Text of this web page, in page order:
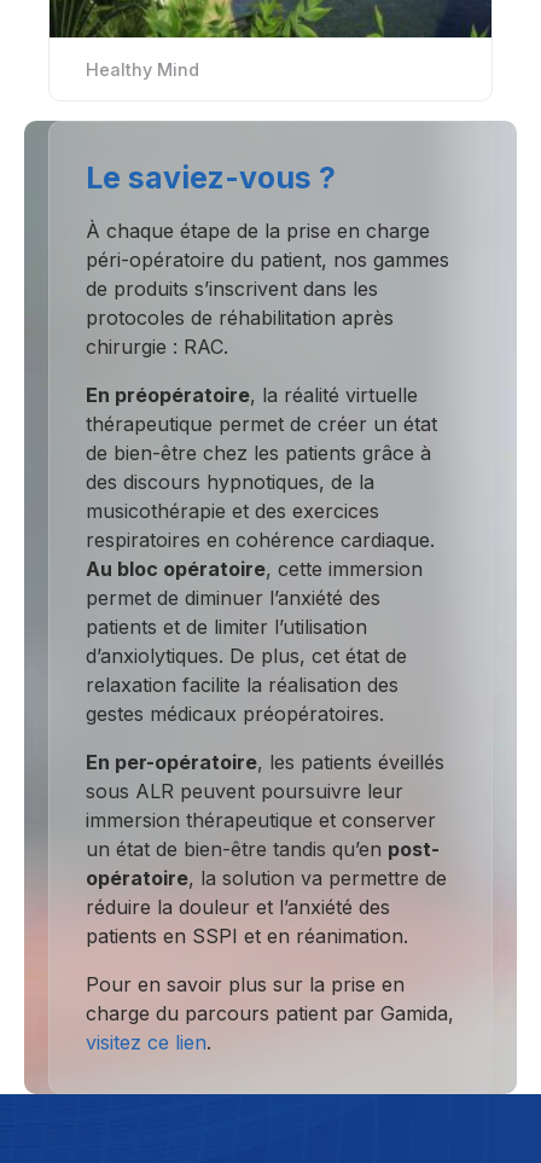
Healthy Mind
Le saviez-vous ?
À chaque étape de la prise en charge
péri-opératoire du patient, nos gammes
de produits s’inscrivent dans les
protocoles de réhabilitation après
chirurgie : RAC.
En préopératoire, la réalité virtuelle
thérapeutique permet de créer un état
de bien-être chez les patients grâce à
des discours hypnotiques, de la
musicothérapie et des exercices
respiratoires en cohérence cardiaque.
Au bloc opératoire, cette immersion
permet de diminuer l’anxiété des
patients et de limiter l’utilisation
d’anxiolytiques. De plus, cet état de
relaxation facilite la réalisation des
gestes médicaux préopératoires.
En per-opératoire, les patients éveillés
sous ALR peuvent poursuivre leur
immersion thérapeutique et conserver
un état de bien-être tandis qu’en post-
opératoire, la solution va permettre de
réduire la douleur et l’anxiété des
patients en SSPI et en réanimation.
Pour en savoir plus sur la prise en
charge du parcours patient par Gamida,
visitez ce lien.